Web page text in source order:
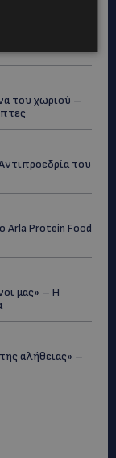
κατά
του χωριού –
του
Arla Protein Food
μας» – Η
αλήθειας» –